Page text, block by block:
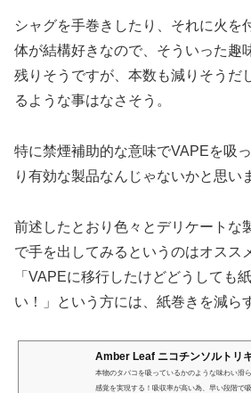
シャグを手巻きしたり、それに火を
体が結構好きなので、そういった趣
残りそうですが、本数も減りそうだ
るような事はなさそう。
特に禁煙補助的な意味でVAPEを吸
り有効な製品なんじゃないかと思い
前述したとおり色々とデリケートな
で手を出してみるというのはオスス
「VAPEに移行したけどどうしても
い！」という方には、紙巻きを減ら
Amber Leaf ニコチンソルトリ
本物のタバコを吸っているかのような味わい滑
感覚を実現する！吸収率が高い為、早い段階で